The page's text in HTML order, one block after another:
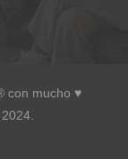
con mucho ♥︎